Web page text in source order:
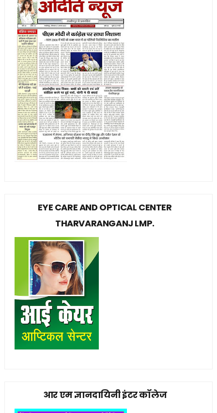
EYE CARE AND OPTICAL CENTER
THARVARANGANJ LMP.
आर एम ज्ञानदायिनी इंटर कॉलेज